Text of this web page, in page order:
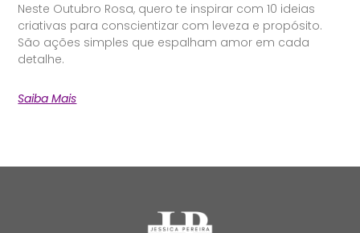
Neste Outubro Rosa, quero te inspirar com 10 ideias
criativas para conscientizar com leveza e propósito.
São ações simples que espalham amor em cada
detalhe.
Saiba Mais